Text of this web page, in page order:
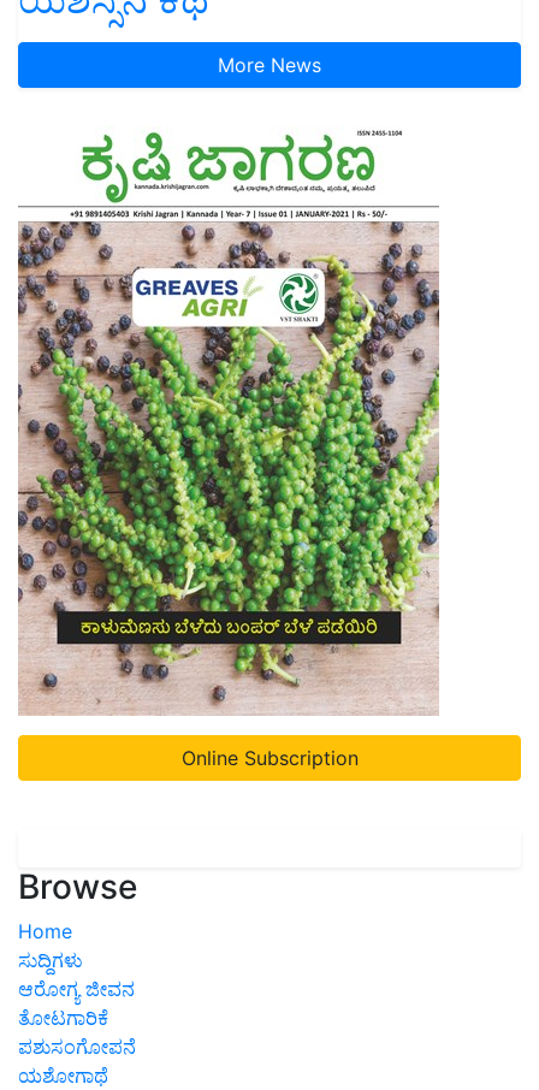
More News
Online Subscription
Browse
Home
ಸುದ್ದಿಗಳು
ಆರೋಗ್ಯ ಜೀವನ
ತೋಟಗಾರಿಕೆ
ಪಶುಸಂಗೋಪನೆ
ಯಶೋಗಾಥೆ